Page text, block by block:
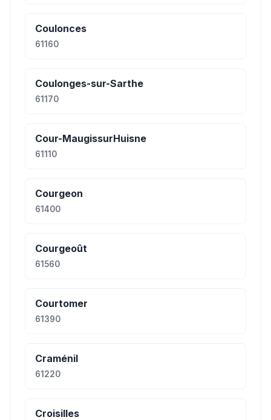
Coulonces
61160
Coulonges-sur-Sarthe
61170
Cour-MaugissurHuisne
61110
Courgeon
61400
Courgeoût
61560
Courtomer
61390
Craménil
61220
Croisilles